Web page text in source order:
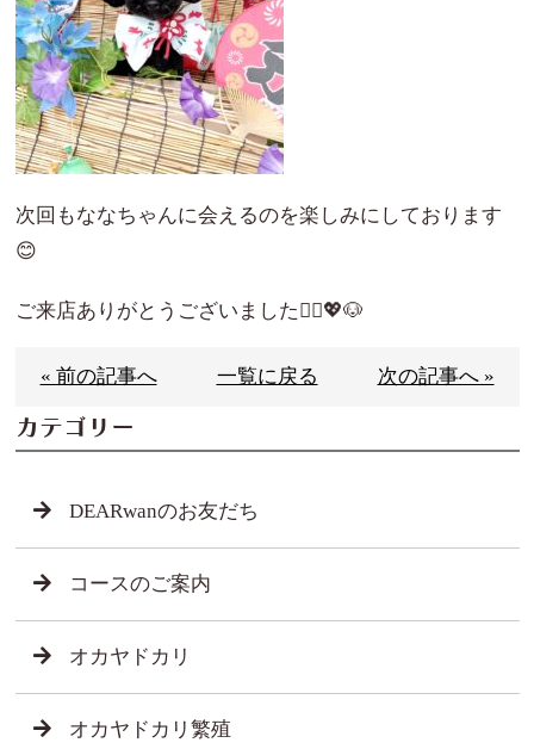
次回もななちゃんに会えるのを楽しみにしております
😊
ご来店ありがとうございました🙇‍♀️💖🐶
« 前の記事へ 一覧に戻る 次の記事へ »
カテゴリー
DEARwanのお友だち
コースのご案内
オカヤドカリ
オカヤドカリ繁殖